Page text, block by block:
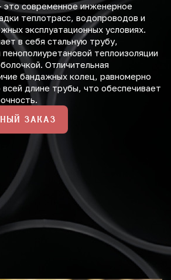
современное инженерное
теплотрасс, водопроводов и
эксплуатационных условиях.
в себя стальную трубу,
теплоизоляции
Отличительная
бандажных колец, равномерно
длине трубы, что обеспечивает
ЗАКАЗ